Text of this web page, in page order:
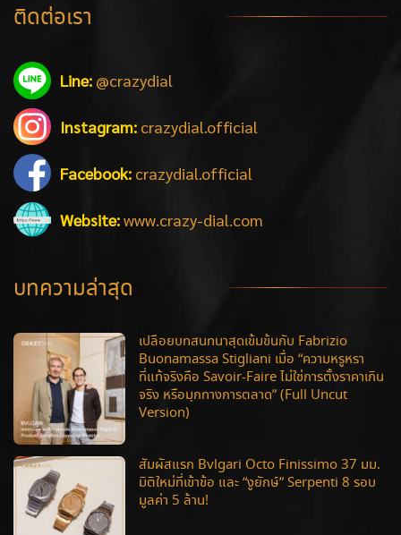
ติดต่อเรา
Line: @crazydial
Instagram: crazydial.official
Facebook: crazydial.official
Website:www.crazy-dial.com
บทความล่าสุด
เปลือยบทสนทนาสุดเข้มข้นกับ Fabrizio
Buonamassa Stigliani เมื่อ “ความหรูหรา
ที่แท้จริงคือ Savoir-Faire ไม่ใช่การตั้งราคาเกิน
จริง หรือมุกทางการตลาด” (Full Uncut
Version)
สัมผัสแรก Bvlgari Octo Finissimo 37 มม.
มิติใหม่ที่เข้าข้อ และ “งูยักษ์” Serpenti 8 รอบ
มูลค่า 5 ล้าน!